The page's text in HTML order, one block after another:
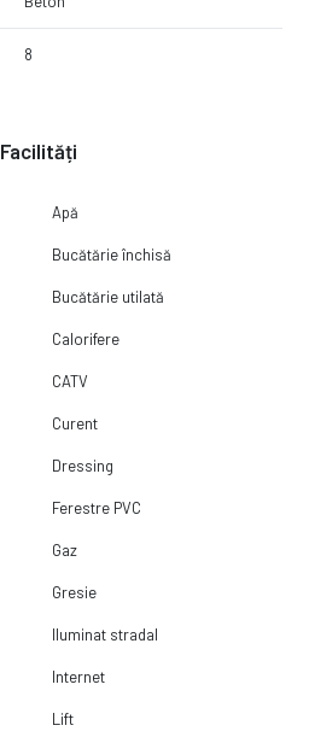
8
Facilități
Apă
Bucătărie închisă
Bucătărie utilată
Calorifere
CATV
Curent
Dressing
Ferestre PVC
Gaz
Gresie
Iluminat stradal
Internet
Lift